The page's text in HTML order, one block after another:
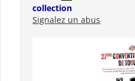
collection
Signalez un abus